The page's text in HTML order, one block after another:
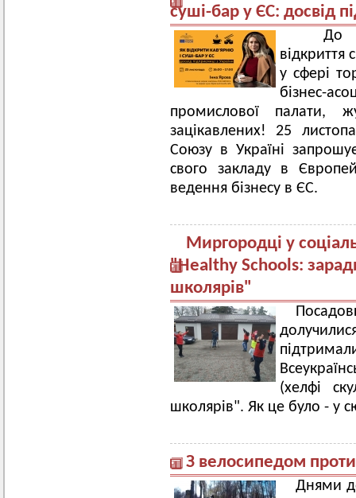
суші-бар у ЄС: досвід
До
відкриття
у сфері
бізнес-
промислової палати,
зацікавлених! 25
Союзу в Україні
свого закладу в
ведення бізнесу в ЄС.
Миргородці у
"Healthy Schools:
школярів"
(хелфі
школярів". Як це було - у
З велосипедом
Днями